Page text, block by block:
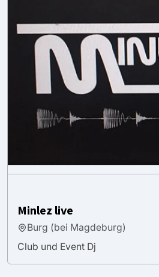
Minlez live
Burg (bei Magdeburg)
Club und Event Dj